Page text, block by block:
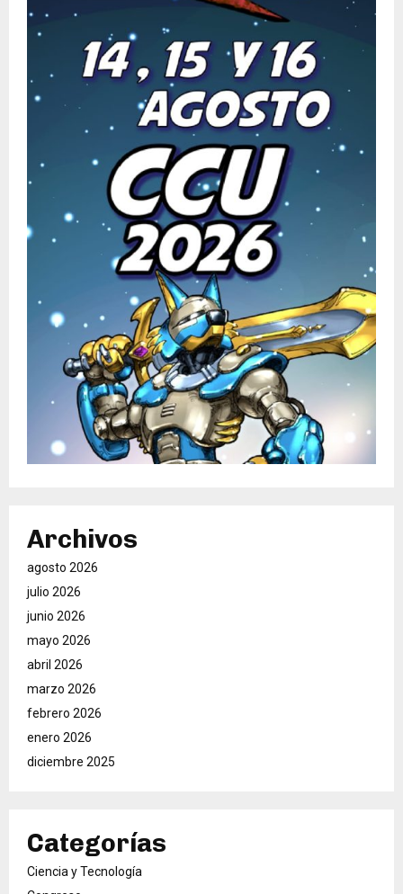
Archivos
agosto 2026
julio 2026
junio 2026
mayo 2026
abril 2026
marzo 2026
febrero 2026
enero 2026
diciembre 2025
Categorías
Ciencia y Tecnología